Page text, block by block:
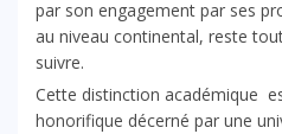
par son engagement par ses
au niveau continental, reste
suivre.
Cette distinction académique
honorifique décerné par une